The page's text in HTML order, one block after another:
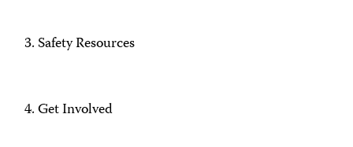
Safety Resources
Get Involved